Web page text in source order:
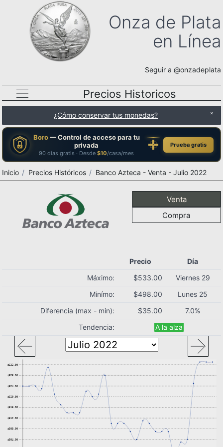
Onza de Plata
en Línea
Seguir a @onzadeplata
Precios Historicos
¿Cómo conservar tus monedas?
Boro— Control de acceso para tu
privada
90 días gratis · Desde $10/casa/mes
Prueba gratis
Inicio Precios Históricos Banco Azteca - Venta - Julio 2022
Venta
Compra
Precio
Día
Máximo:
$533.00
Viernes 29
Minímo:
$498.00
Lunes 25
Diferencia (max - min):
$35.00
7.0%
Tendencia:
A la alza